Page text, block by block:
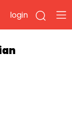
login